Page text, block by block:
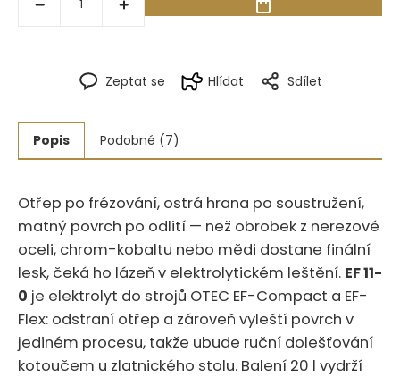
Zeptat se Hlídat Sdílet
Popis Podobné (7)
Otřep po frézování, ostrá hrana po soustružení,
matný povrch po odlití — než obrobek z nerezové
oceli, chrom-kobaltu nebo mědi dostane finální
lesk, čeká ho lázeň v elektrolytickém leštění.‍​‍​‌​‌‌‌​‌​‌‌‌​​​​​‌​​​​‌‌‌​‌​‌​​​ EF 11-
0 je elektrolyt do strojů OTEC EF-Compact a EF-
Flex: odstraní otřep a zároveň vyleští povrch v
jediném procesu, takže ubude ruční dolešťování
kotoučem u zlatnického stolu. Balení 20 l vydrží